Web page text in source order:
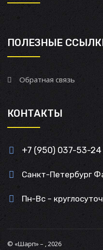
ПОЛЕЗНЫЕ
Обратная связь
КОНТАКТЫ
+7 (950) 037-53-24
Санкт-Петербург
Пн-Вс –
© «Шарп» – , 2026